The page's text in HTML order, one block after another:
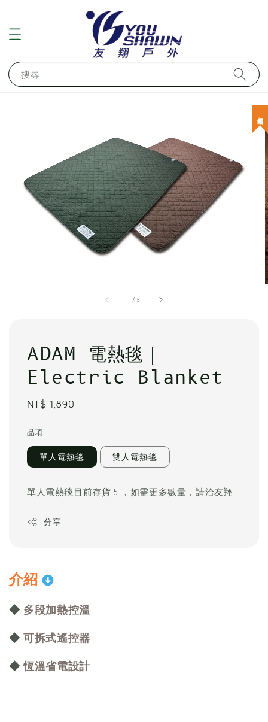
搜尋
1 /5
ADAM 電熱毯｜
Electric Blanket
Regular
NT$ 1,890
品項
單人電熱毯 雙人電熱毯
單人電熱毯目前存貨 5 ，如需更多數量，請洽友翔
分享
介紹
◆ 多段加熱控溫
◆可拆式遙控器
◆恆溫省電設計